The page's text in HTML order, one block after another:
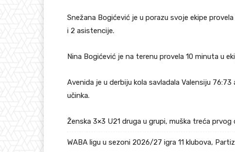
Snežana Bogićević je u porazu svoje ekipe
i 2 asistencije.
Nina Bogićević je na terenu provela 10 minuta u
Avenida je u derbiju kola savladala Valensiju
učinka.
Ženska 3×3 U21 druga u grupi, muška treća
WABA ligu u sezoni 2026/27 igra 11 klubova,